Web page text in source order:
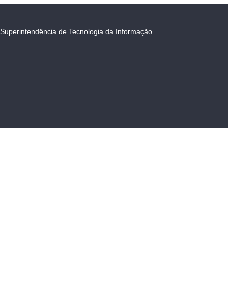
Superintendência de Tecnologia da Informação